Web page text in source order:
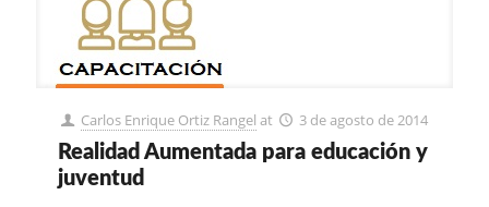
Carlos Enrique Ortiz Rangel at 3 de agosto de 2014
Realidad Aumentada para educación y
juventud